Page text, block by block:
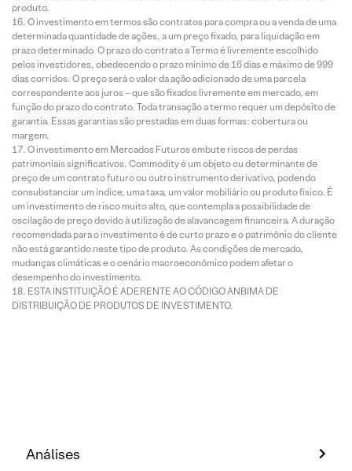
produto.
O investimento em termos são contratos para compra ou a venda de uma
determinada quantidade de ações, a um preço fixado, para liquidação em
prazo determinado. O prazo do contrato a Termo é livremente escolhido
pelos investidores, obedecendo o prazo mínimo de 16 dias e máximo de 999
dias corridos. O preço será o valor da ação adicionado de uma parcela
correspondente aos juros – que são fixados livremente em mercado, em
função do prazo do contrato. Toda transação a termo requer um depósito de
garantia. Essas garantias são prestadas em duas formas: cobertura ou
margem.
O investimento em Mercados Futuros embute riscos de perdas
patrimoniais significativos. Commodity é um objeto ou determinante de
preço de um contrato futuro ou outro instrumento derivativo, podendo
consubstanciar um índice, uma taxa, um valor mobiliário ou produto físico. É
um investimento de risco muito alto, que contempla a possibilidade de
oscilação de preço devido à utilização de alavancagem financeira. A duração
recomendada para o investimento é de curto prazo e o patrimônio do cliente
não está garantido neste tipo de produto. As condições de mercado,
mudanças climáticas e o cenário macroeconômico podem afetar o
desempenho do investimento.
ESTA INSTITUIÇÃO É ADERENTE AO CÓDIGO ANBIMA DE
DISTRIBUIÇÃO DE PRODUTOS DE INVESTIMENTO.
Análises